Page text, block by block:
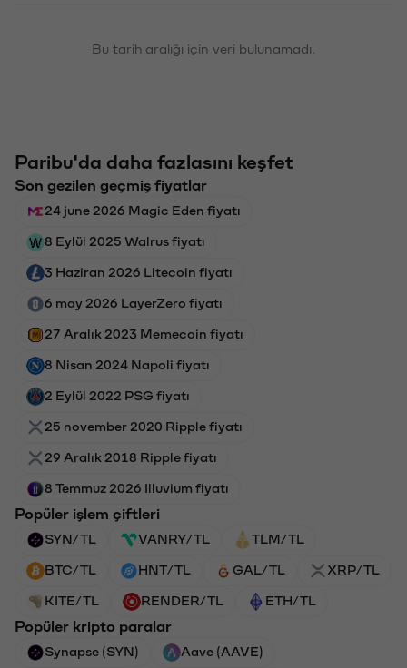
Bu tarih aralığı için veri bulunamadı.
Paribu'da daha fazlasını keşfet
Son gezilen geçmiş fiyatlar
24 june 2026 Magic Eden fiyatı
8 Eylül 2025 Walrus fiyatı
3 Haziran 2026 Litecoin fiyatı
6 may 2026 LayerZero fiyatı
27 Aralık 2023 Memecoin fiyatı
8 Nisan 2024 Napoli fiyatı
2 Eylül 2022 PSG fiyatı
25 november 2020 Ripple fiyatı
29 Aralık 2018 Ripple fiyatı
8 Temmuz 2026 Illuvium fiyatı
Popüler işlem çiftleri
SYN/TL VANRY/TL TLM/TL
BTC/TL HNT/TL GAL/TL XRP/TL
KITE/TL RENDER/TL ETH/TL
Popüler kripto paralar
Synapse (SYN) Aave (AAVE)